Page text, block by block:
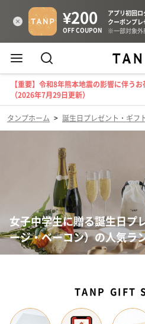
【重要】令和8年熊本地震の影響に伴う
（2026年7月29日更新）
タンプホーム > 誕生日プレゼント・ギフ
女子中学生に贈る誕生日プ
ージ・ベーコン）の人気ラ
TANP GIFT